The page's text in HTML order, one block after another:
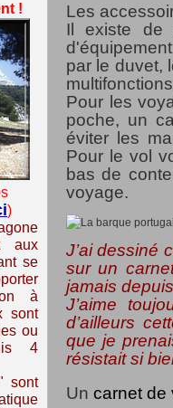
!
)
aux
se
à
sont
ou
4
sont
Les
Il existe de
par le duvet,
Pour les
poche, un
éviter les
Pour le vol
bas de
voyage.
J’ai dessiné
sur un
jamais
J’aime
d’ailleurs
que je
résistait si
Un carnet de